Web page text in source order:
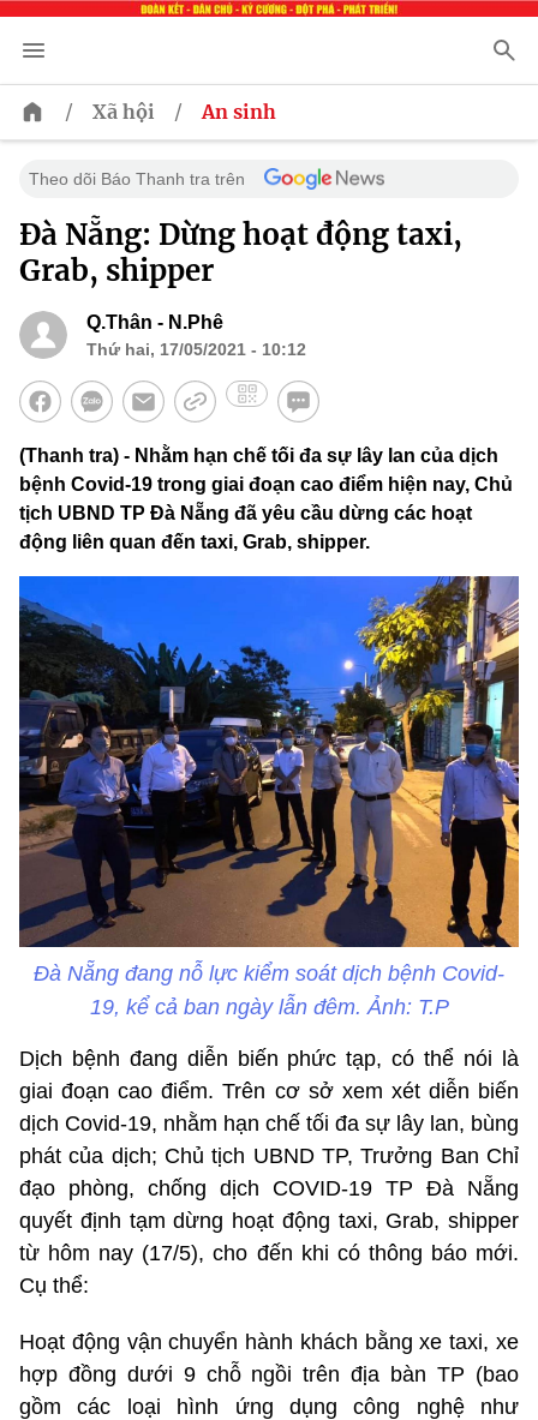
/ Xã hội / An sinh
Theo dõi Báo Thanh tra trên
Đà Nẵng: Dừng hoạt động taxi,
Grab, shipper
Q.Thân - N.Phê
Thứ hai, 17/05/2021 - 10:12
(Thanh tra) - Nhằm hạn chế tối đa sự lây lan của dịch
bệnh Covid-19 trong giai đoạn cao điểm hiện nay, Chủ
tịch UBND TP Đà Nẵng đã yêu cầu dừng các hoạt
động liên quan đến taxi, Grab, shipper.
Đà Nẵng đang nỗ lực kiểm soát dịch bệnh Covid-
19, kể cả ban ngày lẫn đêm. Ảnh: T.P
Dịch bệnh đang diễn biến phức tạp, có thể nói là
giai đoạn cao điểm. Trên cơ sở xem xét diễn biến
dịch Covid-19, nhằm hạn chế tối đa sự lây lan, bùng
phát của dịch; Chủ tịch UBND TP, Trưởng Ban Chỉ
đạo phòng, chống dịch COVID-19 TP Đà Nẵng
quyết định tạm dừng hoạt động taxi, Grab, shipper
từ hôm nay (17/5), cho đến khi có thông báo mới.
Cụ thể:
Hoạt động vận chuyển hành khách bằng xe taxi, xe
hợp đồng dưới 9 chỗ ngồi trên địa bàn TP (bao
gồm các loại hình ứng dụng công nghệ như